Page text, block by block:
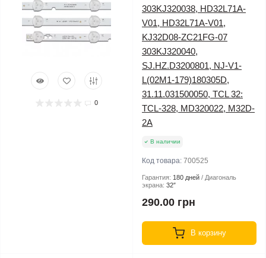
0
303KJ320038, HD32L71A-
V01, HD32L71A-V01,
KJ32D08-ZC21FG-07
303KJ320040,
SJ.HZ.D3200801, NJ-V1-
L(02M1-179)180305D,
31.11.031500050, TCL 32:
TCL-328, MD320022, M32D-
2A
В наличии
Код товара: 700525
Гарантия: 180 дней
Диагональ
экрана: 32″
290.00 грн
В корзину